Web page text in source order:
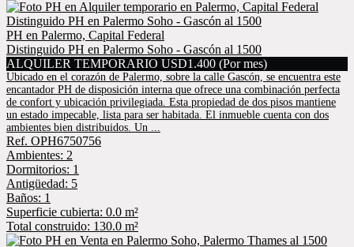
PH en Palermo, Capital Federal
Distinguido PH en Palermo Soho - Gascón al 1500
ALQUILER TEMPORARIO USD1.400 (Por mes)
Ubicado en el corazón de Palermo, sobre la calle Gascón, se encuentra este
encantador PH de disposición interna que ofrece una combinación perfecta
de confort y ubicación privilegiada. Esta propiedad de dos pisos mantiene
un estado impecable, lista para ser habitada. El inmueble cuenta con dos
ambientes bien distribuidos. Un ...
Ref. OPH6750756
Ambientes: 2
Dormitorios: 1
Antigüedad: 5
Baños: 1
Superficie cubierta: 0.0 m²
Total construido: 130.0 m²